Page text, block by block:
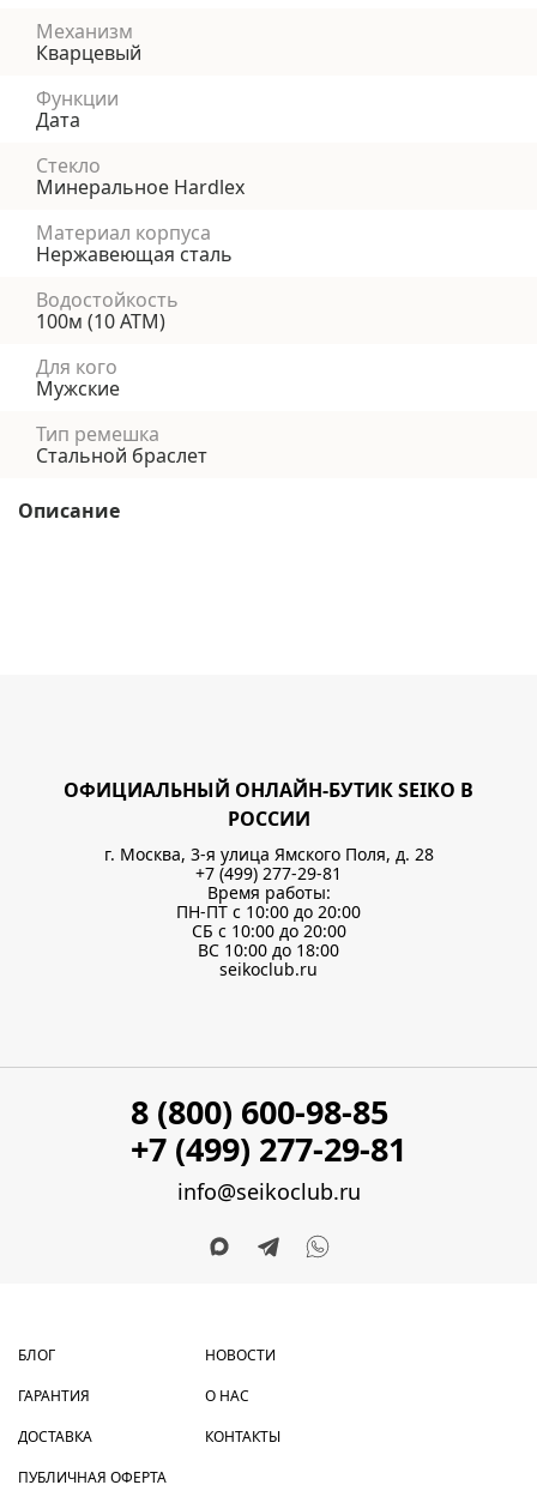
Механизм
Кварцевый
Функции
Дата
Стекло
Минеральное Hardlex
Материал корпуса
Нержавеющая сталь
Водостойкость
100м (10 АТМ)
Для кого
Мужские
Тип ремешка
Стальной браслет
Описание
ОФИЦИАЛЬНЫЙ ОНЛАЙН-БУТИК SEIKO В
РОССИИ
г. Москва, 3-я улица Ямского Поля, д. 28
+7 (499) 277-29-81
Время работы:
ПН-ПТ с 10:00 до 20:00
СБ с 10:00 до 20:00
ВС 10:00 до 18:00
seikoclub.ru
8 (800) 600-98-85
+7 (499) 277-29-81
info@seikoclub.ru
БЛОГ
ГАРАНТИЯ
ДОСТАВКА
НОВОСТИ
О НАС
КОНТАКТЫ
ПУБЛИЧНАЯ ОФЕРТА